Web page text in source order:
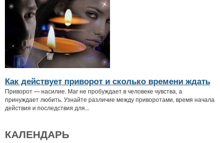
Как действует приворот и сколько времени ждать
Приворот — насилие. Маг не пробуждает в человеке чувства, а
принуждает любить. Узнайте различие между приворотами, время начала
действия и последствия для...
КАЛЕНДАРЬ